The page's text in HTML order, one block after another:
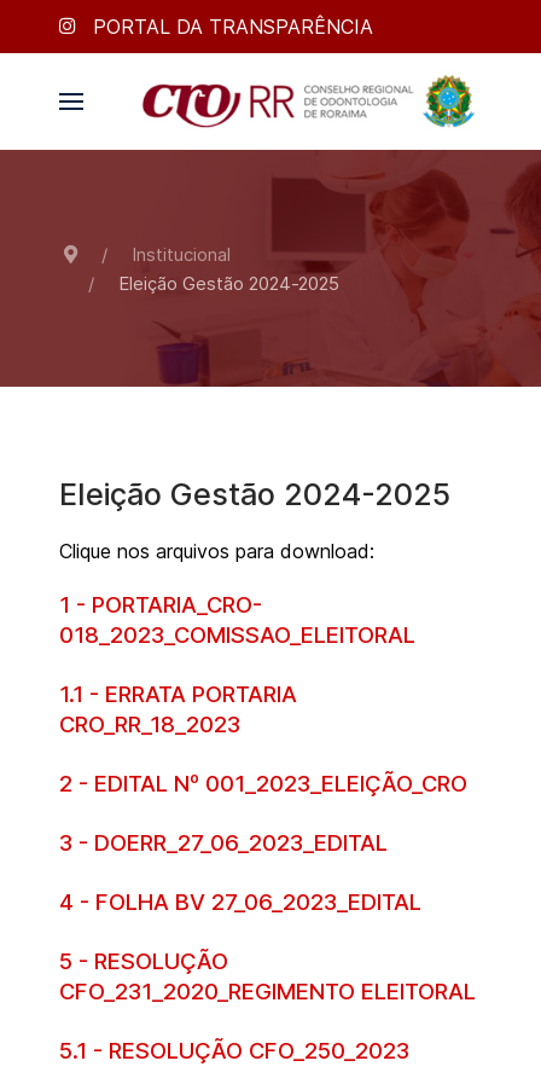
PORTAL DA TRANSPARÊNCIA
Institucional
Eleição Gestão 2024-2025
Eleição Gestão 2024-2025
Clique nos arquivos para download:
1 - PORTARIA_CRO-
018_2023_COMISSAO_ELEITORAL
1.1 - ERRATA PORTARIA
CRO_RR_18_2023
2 - EDITAL Nº 001_2023_ELEIÇÃO_CRO
3 - DOERR_27_06_2023_EDITAL
4 - FOLHA BV 27_06_2023_EDITAL
5 - RESOLUÇÃO
CFO_231_2020_REGIMENTO ELEITORAL
5.1 - RESOLUÇÃO CFO_250_2023